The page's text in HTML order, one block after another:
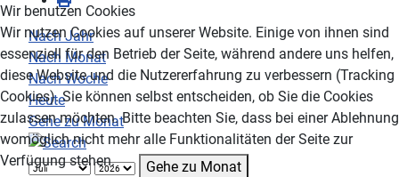
Nach Jahr
Nach Monat
Nach Woche
Heute
Gehe zu Monat
Gehe zu Monat
Wir benutzen Cookies
Wir nutzen Cookies auf unserer Website. Einige von ihnen sind
essenziell für den Betrieb der Seite, während andere uns helfen,
diese Website und die Nutzererfahrung zu verbessern (Tracking
Cookies). Sie können selbst entscheiden, ob Sie die Cookies
zulassen möchten. Bitte beachten Sie, dass bei einer Ablehnung
womöglich nicht mehr alle Funktionalitäten der Seite zur
Verfügung stehen.